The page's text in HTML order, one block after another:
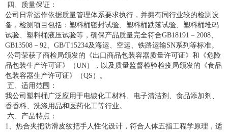
四、质量保证：
公司日常运作依据质量管理体系要求执行，并拥有同行业较的检测设
备，检测项目包括：塑料桶密封试验、塑料桶跌落试验、塑料桶堆码
试验、塑料桶液压试验等，确保产品质量完全符合GB18191－2008、
GB13508－92、GB/T15234及海运、空运、铁路运输SN系列等标准。
公司荣获了商检局颁发的《出口商品包装容器质量许可证》和《危险
品包装生产许可证》（UN），以及质量监督检验检疫局颁发的《食品
包装容器生产许可证》（QS）。
五、适用范围：
我公司塑料桶广泛应用于电镀化工材料、电子清洁剂、食品添加剂、
香香料、洗涤用品和医药化工等行业。
六、产品特点：
1、热合夹把防滑皮纹把手人性化设计，符合人体五指工程学原理，适